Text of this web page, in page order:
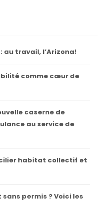
au travail, l’Arizona!
comme cœur de
caserne de
au service de
habitat collectif et
permis ? Voici les